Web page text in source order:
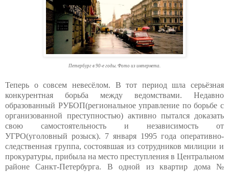
Петербург в 90-е годы. Фото из интернета.
Теперь о совсем невесёлом. В тот период шла серьёзная
конкурентная борьба между ведомствами. Недавно
образованный РУБОП(региональное управление по борьбе с
организованной преступностью) активно пытался доказать
свою самостоятельность и независимость от
УГРО(уголовный розыск). 7 января 1995 года оперативно-
следственная группа, состоявшая из сотрудников милиции и
прокуратуры, прибыла на место преступления в Центральном
районе Санкт-Петербурга. В одной из квартир дома №